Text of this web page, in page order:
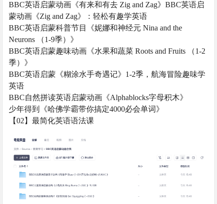
BBC英语启蒙动画《有来和有去 Zig and Zag》BBC英语启
蒙动画《Zig and Zag》：轻松有趣学英语
BBC英语启蒙科普节目《妮娜和神经元 Nina and the
Neurons （1-9季）》
BBC英语启蒙趣味动画《水果和蔬菜 Roots and Fruits （1-2
季）》
BBC英语启蒙《糊涂水手奇遇记》1-2季，航海冒险趣味学
英语
BBC自然拼读英语启蒙动画《Alphablocks字母积木》
少年得到《哈佛学霸带你搞定4000必会单词》
【02】最简化英语语法课